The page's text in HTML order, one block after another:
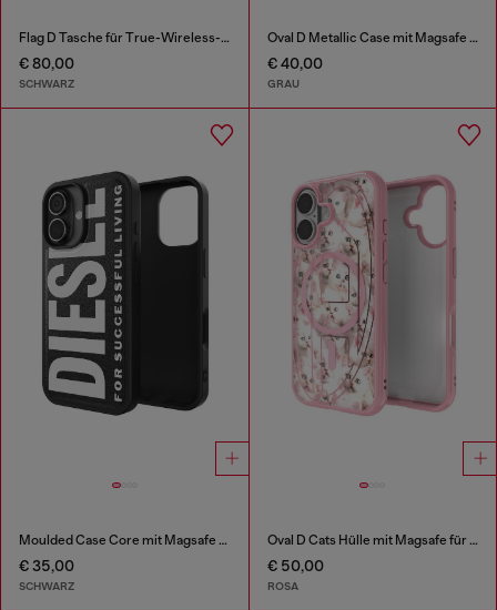
Flag D Tasche für True-Wireless-Ohrhörer
€ 80,00
SCHWARZ
Oval D Metallic Case mit Magsafe für iPhone 17 Pro
€ 40,00
GRAU
Moulded Case Core mit Magsafe für iPhone 17
€ 35,00
SCHWARZ
Oval D Cats Hülle mit Magsafe für iPhone 17
€ 50,00
ROSA